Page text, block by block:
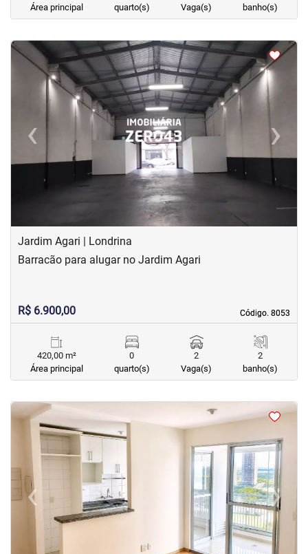
Área principal
quarto(s)
Vaga(s)
banho(s)
<< <<
‹Previous ›Next
Jardim Agari | Londrina
Código. 8053
Código. 8053
Barracão para alugar no Jardim Agari
R$ 6.900,00
420,00 m²
Área principal
0
quarto(s)
2
Vaga(s)
2
banho(s)
<<<<
‹Previous ›Next